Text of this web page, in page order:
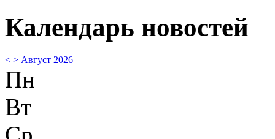
Календарь новостей
< > Август 2026
Пн
Вт